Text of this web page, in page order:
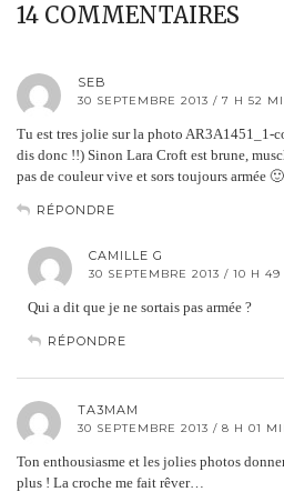
14 COMMENTAIRES
SEB
30 SEPTEMBRE 2013 / 7 H 52
Tu est tres jolie sur la photo AR3A1451_1-
dis donc !!) Sinon Lara Croft est brune,
pas de couleur vive et sors toujours armée 🙂
RÉPONDRE
CAMILLE G
30 SEPTEMBRE 2013 / 10 H 49
Qui a dit que je ne sortais pas armée ?
RÉPONDRE
TA3MAM
30 SEPTEMBRE 2013 / 8 H 01
Ton enthousiasme et les jolies photos
plus ! La croche me fait rêver…